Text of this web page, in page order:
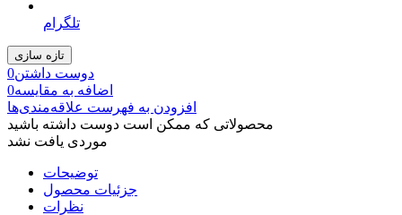
تلگرام
دوست داشتن0
اضافه به مقایسه0
افزودن به فهرست علاقه‌مندی‌ها
محصولاتی که ممکن است دوست داشته باشید
موردی یافت نشد
توضیحات
جزئیات محصول
نظرات